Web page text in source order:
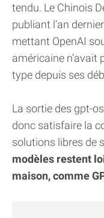
tendu. Le Chinois
publiant l’an
mettant OpenAI
américaine n’avait
type depuis ses
La sortie des gpt-
donc satisfaire la
solutions libres de
modèles restent
maison, comme